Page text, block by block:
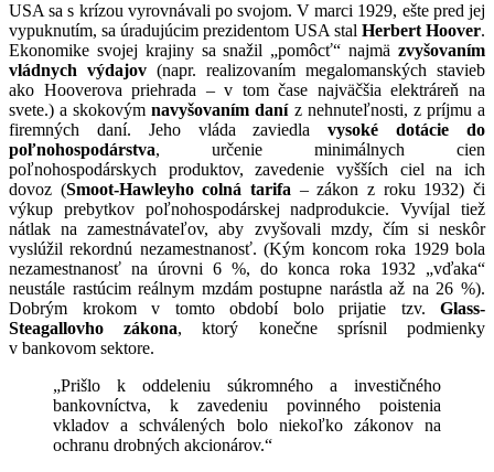
USA sa s krízou vyrovnávali po svojom. V marci 1929, ešte pred jej
vypuknutím, sa úradujúcim prezidentom USA stal Herbert Hoover.
Ekonomike svojej krajiny sa snažil „pomôcť“ najmä zvyšovaním
vládnych výdajov (napr. realizovaním megalomanských stavieb
ako Hooverova priehrada – v tom čase najväčšia elektráreň na
svete.) a skokovýmnavyšovaním daníz nehnuteľnosti, z príjmu a
firemných daní. Jeho vláda zaviedlavysoké dotácie do
poľnohospodárstva, určenie minimálnych cien
poľnohospodárskych produktov, zavedenie vyšších ciel na ich
dovoz (Smoot-Hawleyho colná tarifa – zákon z roku 1932) či
výkup prebytkov poľnohospodárskej nadprodukcie. Vyvíjal tiež
nátlak na zamestnávateľov, aby zvyšovali mzdy, čím si neskôr
vyslúžil rekordnú nezamestnanosť. (Kým koncom roka 1929 bola
nezamestnanosť na úrovni 6 %, do konca roka 1932 „vďaka“
neustále rastúcim reálnym mzdám postupne narástla až na 26 %).
Dobrým krokom v tomto období bolo prijatie tzv. Glass-
Steagallovho zákona, ktorý konečne sprísnil podmienky
v bankovom sektore.
„Prišlo k oddeleniu súkromného a investičného
bankovníctva, k zavedeniu povinného poistenia
vkladov a schválených bolo niekoľko zákonov na
ochranu drobných akcionárov.“